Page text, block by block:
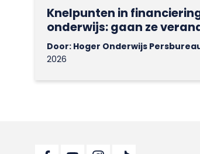
Knelpunten in
onderwijs: gaan ze
Door: Hoger Onderwijs
2026